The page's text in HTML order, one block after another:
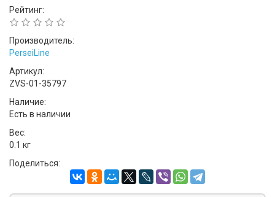
Рейтинг:
Производитель:
PerseiLine
Артикул:
ZVS-01-35797
Наличие:
Есть в наличии
Вес:
0.1 кг
Поделиться: